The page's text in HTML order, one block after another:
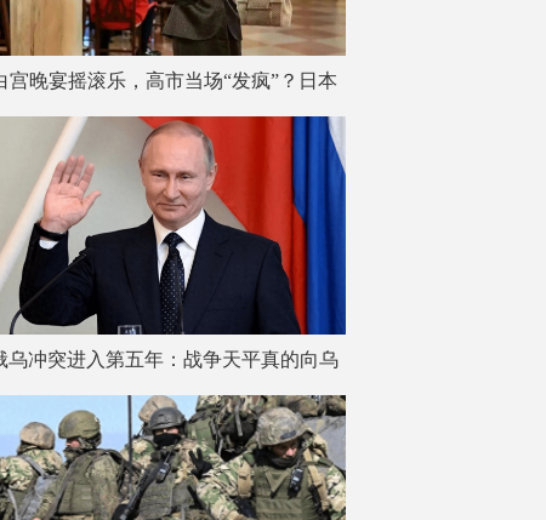
宫晚宴摇滚乐，高市当场“发疯”？日本
网友炸锅了！
乌冲突进入第五年：战争天平真的向乌
克兰倾斜了吗？